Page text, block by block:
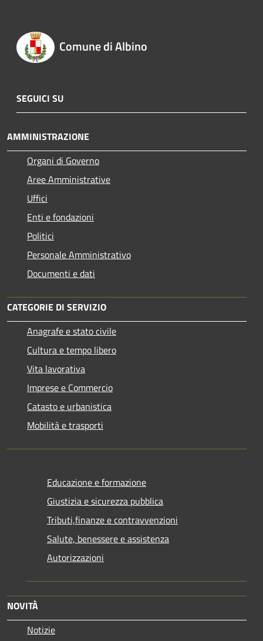
Comune di Albino
SEGUICI SU
AMMINISTRAZIONE
Organi di Governo
Aree Amministrative
Uffici
Enti e fondazioni
Politici
Personale Amministrativo
Documenti e dati
CATEGORIE DI SERVIZIO
Anagrafe e stato civile
Cultura e tempo libero
Vita lavorativa
Imprese e Commercio
Catasto e urbanistica
Mobilità e trasporti
Educazione e formazione
Giustizia e sicurezza pubblica
Tributi,finanze e contravvenzioni
Salute, benessere e assistenza
Autorizzazioni
NOVITÀ
Notizie